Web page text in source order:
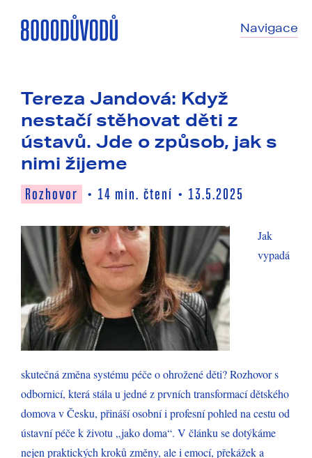
Navigace
Tereza Jandová: Když
nestačí stěhovat děti z
ústavů. Jde o způsob, jak s
nimi žijeme
Rozhovor • 14 min. čtení • 13.5.2025
Jak
vypadá
skutečná změna systému péče o ohrožené děti? Rozhovor s
odbornicí, která stála u jedné z prvních transformací dětského
domova v Česku, přináší osobní i profesní pohled na cestu od
ústavní péče k životu „jako doma“. V článku se dotýkáme
nejen praktických kroků změny, ale i emocí, překážek a